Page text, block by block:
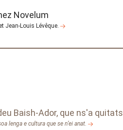
Novelum
Jean-Louis Lévêque.
Baish-Ador, que ns'a quitats
lenga e cultura que se n’ei anat.